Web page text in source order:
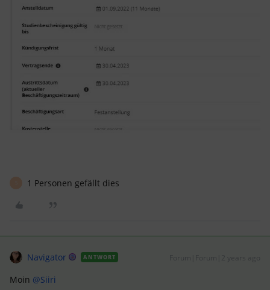
1 Personen gefällt dies
Navigator ANTWORT
Moin @Siiri